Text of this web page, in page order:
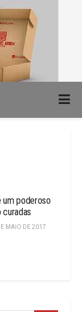
um poderoso
MAIO DE 2017